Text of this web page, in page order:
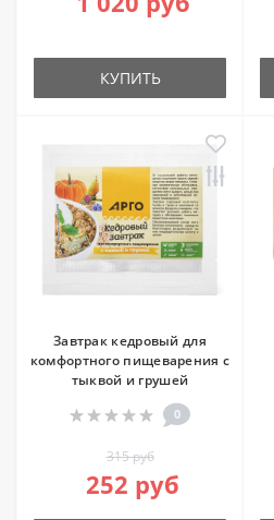
КУПИТЬ
Завтрак кедровый для
комфортного пищеварения с
тыквой и грушей
0
315 руб
252 руб